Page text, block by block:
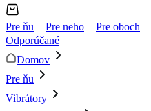
Pre ňu Pre neho Pre oboch
Odporúčané
Domov
Pre ňu
Vibrátory